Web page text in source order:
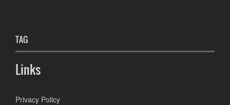
TAG
Links
Privacy Policy